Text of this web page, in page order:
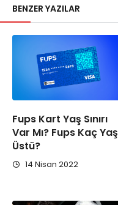
BENZER YAZILAR
Fups Kart Yaş Sınırı
Var Mı? Fups Kaç Yaş
Üstü?
14 Nisan 2022